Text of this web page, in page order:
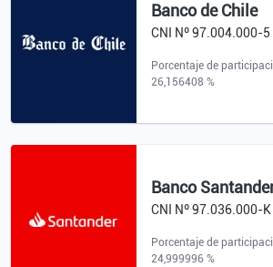
Banco de Chile
CNI Nº 97.004.000-5
Porcentaje de
26,156408 %
Banco
CNI Nº 97.036.000-K
Porcentaje de
24,999996 %